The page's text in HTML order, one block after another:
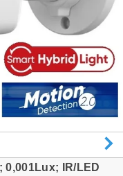
0,001Lux; IR/LED